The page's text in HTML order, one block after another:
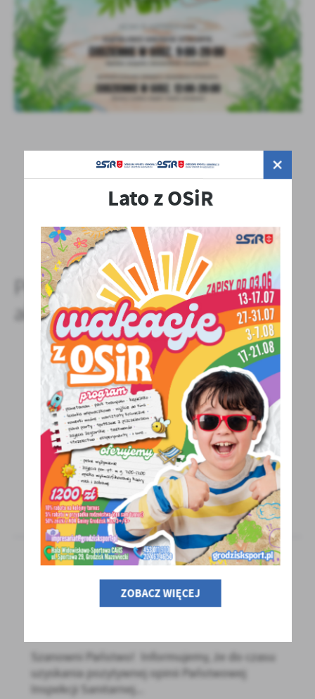
POWRÓT
POPRZEDNI NASTĘPNY
Pozostałe
aktualności
29 - 06 - 2026
Kąpielisko jest czynne!
KĄPIELISKO OTWARTE! Szanowni Państwo! Z
radością informujemy, że otrzymaliśmy
pozytywną ocenę...
Zakaz kąpieli w zbiorniku na Stawach
Szanowni Państwo! Informujemy, że do czasu
uzyskania pozytywnej opinii Państwowej
Inspekcji Sanitarnej...
Lato z OSiR
ZOBACZ WIĘCEJ